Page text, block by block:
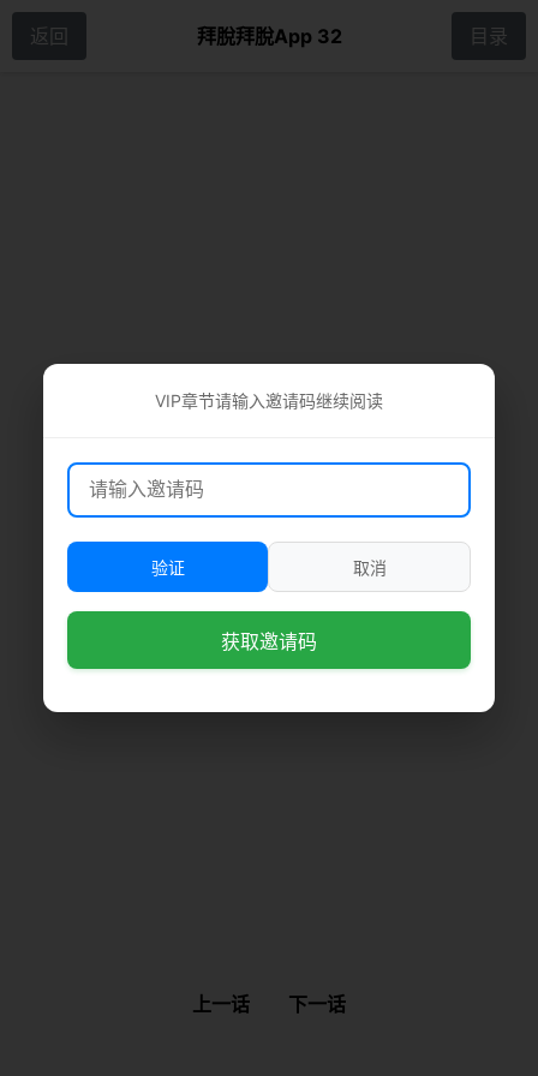
返回 拜脫拜脫App 32 目录
上一话 下一话
VIP章节请输入邀请码继续阅读
验证 取消
获取邀请码